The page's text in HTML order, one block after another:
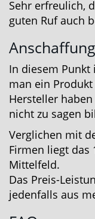
Sehr erfreulich,
guten Ruf auch
In diesem
man ein
Hersteller
nicht zu sagen
Verglichen mit
Firmen liegt das
Mittelfeld.
Das Preis-
jedenfalls aus